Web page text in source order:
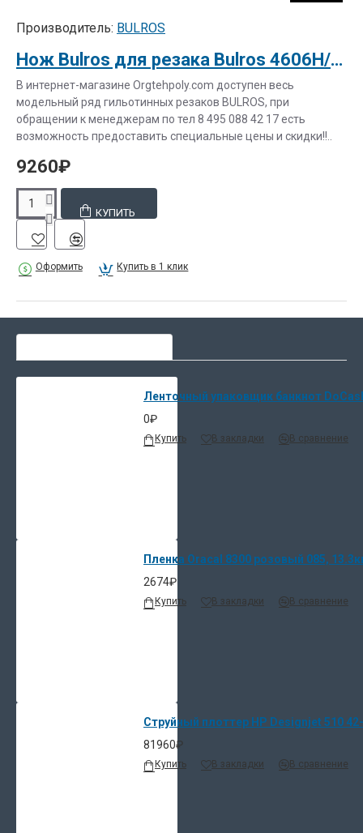
Производитель: BULROS
Нож Bulros для резака Bulros 4606H/4606V3
В интернет-магазине Orgtehpoly.com доступен весь
модельный ряд гильотинных резаков BULROS, при
обращении к менеджерам по тел 8 495 088 42 17 есть
возможность предоставить специальные цены и скидки!!..
9260₽
КУПИТЬ
Оформить Купить в 1 клик
Ленточный упаковщик банкнот
0₽
Купить В закладки В сравнение
Пленка Oracal 8300 розовый 085,
2674₽
Купить В закладки В сравнение
Струйный плоттер HP Designjet 510
81960₽
Купить В закладки В сравнение